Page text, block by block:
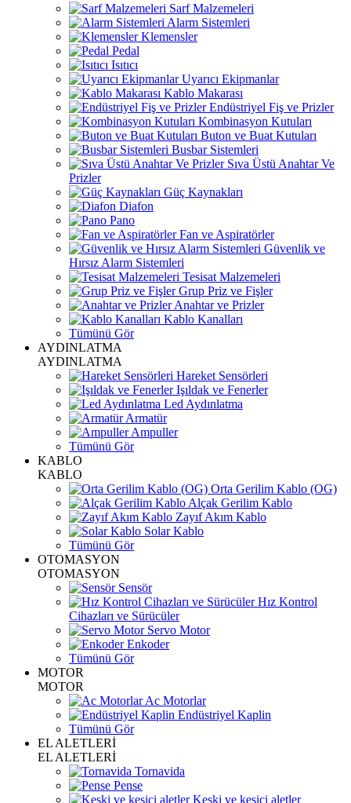
Sarf Malzemeleri
Alarm Sistemleri
Klemensler
Pedal
Isıtıcı
Uyarıcı Ekipmanlar
Kablo Makarası
Endüstriyel Fiş ve Prizler
Kombinasyon Kutuları
Buton ve Buat Kutuları
Busbar Sistemleri
Sıva Üstü Anahtar Ve
Prizler
Güç Kaynakları
Diafon
Pano
Fan ve Aspiratörler
Güvenlik ve
Hırsız Alarm Sistemleri
Tesisat Malzemeleri
Grup Priz ve Fişler
Anahtar ve Prizler
Kablo Kanalları
Tümünü Gör
AYDINLATMA
AYDINLATMA
Hareket Sensörleri
Işıldak ve Fenerler
Led Aydınlatma
Armatür
Ampuller
Tümünü Gör
KABLO
KABLO
Orta Gerilim Kablo (OG)
Alçak Gerilim Kablo
Zayıf Akım Kablo
Solar Kablo
Tümünü Gör
OTOMASYON
OTOMASYON
Sensör
Hız Kontrol
Cihazları ve Sürücüler
Servo Motor
Enkoder
Tümünü Gör
MOTOR
MOTOR
Ac Motorlar
Endüstriyel Kaplin
Tümünü Gör
EL ALETLERİ
EL ALETLERİ
Tornavida
Pense
Keski ve kesici aletler